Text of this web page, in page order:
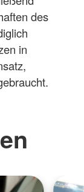
des
in